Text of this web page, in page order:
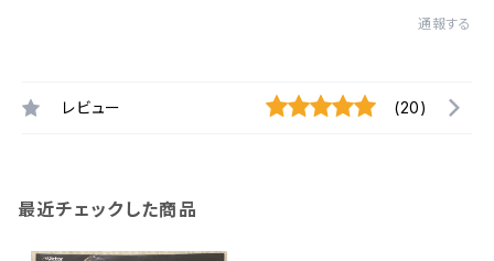
通報する
レビュー (20)
最近チェックした商品